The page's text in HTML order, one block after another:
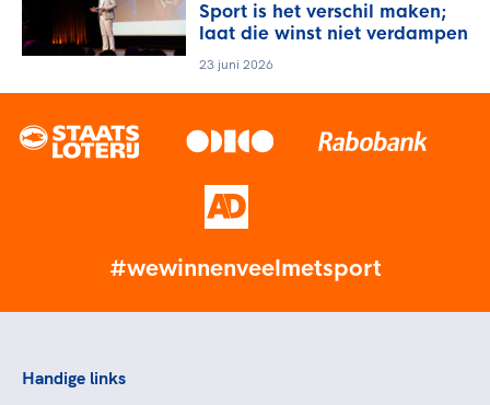
Sport is het verschil maken;
laat die winst niet verdampen
23 juni 2026
#wewinnenveelmetsport
Handige links